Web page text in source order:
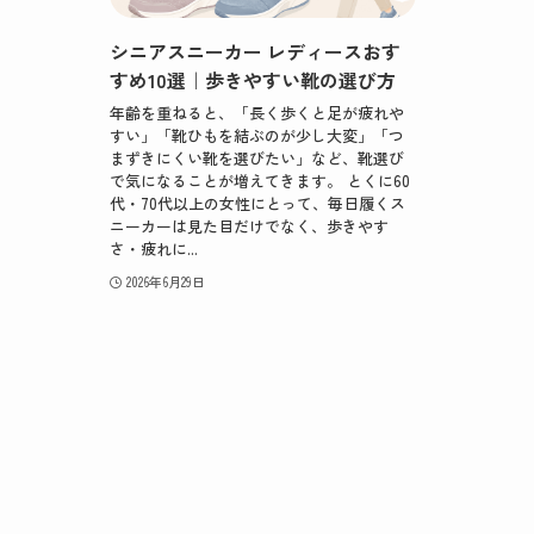
シニアスニーカー レディースおす
すめ10選｜歩きやすい靴の選び方
年齢を重ねると、「長く歩くと足が疲れや
すい」「靴ひもを結ぶのが少し大変」「つ
まずきにくい靴を選びたい」など、靴選び
で気になることが増えてきます。 とくに60
代・70代以上の女性にとって、毎日履くス
ニーカーは見た目だけでなく、歩きやす
さ・疲れに...
2026年6月29日